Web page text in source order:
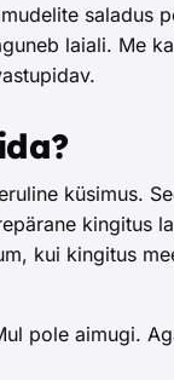
saladus
laiali. Me
küsimus.
kingitus
kui kingitus
pole aimugi.